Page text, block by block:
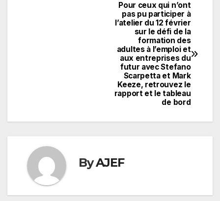
Pour ceux qui n’ont
pas pu participer à
l’atelier du 12 février
sur le défi de la
formation des
adultes à l’emploi et
aux entreprises du
futur avec Stefano
Scarpetta et Mark
Keeze, retrouvez le
rapport et le tableau
de bord
ByAJEF